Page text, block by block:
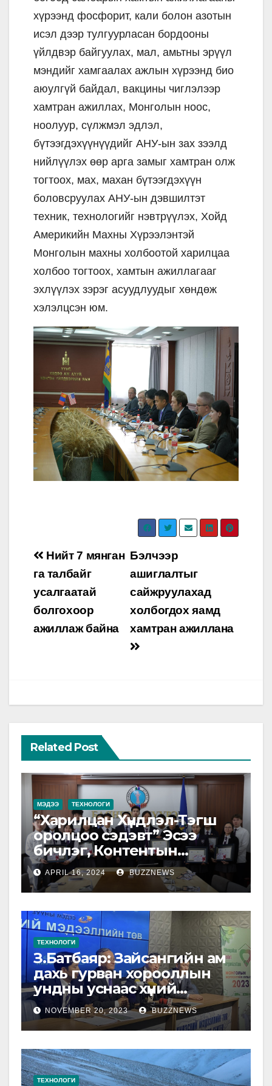
хүрээнд фосфорит, кали болон азотын
исэл дээр тулгуурласан бордооны
үйлдвэр байгуулах, мал, амьтны эрүүл
мэндийг хамгаалах ажлын хүрээнд био
аюулгүй байдал, вакцины чиглэлээр
хамтран ажиллах, Монголын ноос,
ноолуур, сүлжмэл эдлэл,
бүтээгдэхүүнүүдийг АНУ-ын зах зээлд
нийлүүлэх өөр арга замыг хамтран олж
тогтоох, мах, махан бүтээгдэхүүн
боловсруулах АНУ-ын дэвшилтэт
техник, технологийг нэвтрүүлэх, Хойд
Америкийн Махны Хүрээлэнтэй
Монголын махны холбоотой харилцаа
холбоо тогтоох, хамтын ажиллагааг
эхлүүлэх зэрэг асуудлуудыг хөндөж
хэлэлцсэн юм.
Post
navigation
Бэлчээр
ашиглалтыг
сайжруулахад
холбогдох яамд
хамтран ажиллана
Нийт 7 мянган
га талбайг
усалгаатай
болгохоор
ажиллаж байна
Related Post
МЭДЭЭ ТЕХНОЛОГИ
“Харилцан Хүндлэл-Тэгш
оролцоо сэдэвт” Эсээ
бичлэг, Контентын
уралдааны шилдгүүд
тодорлоо
APRIL 16, 2024 BUZZNEWS
ТЕХНОЛОГИ
З.Батбаяр: Зайсангийн ам
дахь гурван хорооллын
ундны уснаас хүний
ялгадаснаас илэрдэг
гэдэсний савханцар
илэрсэн
NOVEMBER 20, 2023 BUZZNEWS
ТЕХНОЛОГИ